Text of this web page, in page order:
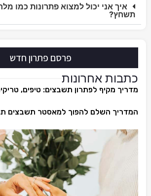
איך אני יכול למצוא פתרונות כמו
תשחץ?
פרסם פתרון חדש
כתבות אחרונות
מדריך מקיף לפתרון תשבצים: טיפים,
המדריך השלם להפוך למאסטר תשבצים